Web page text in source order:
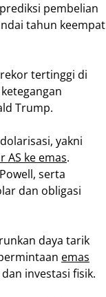
pembelian
tahun keempat
tertinggi di
Trump.
yakni
AS ke emas.
serta
dan obligasi
daya tarik
emas
investasi fisik.